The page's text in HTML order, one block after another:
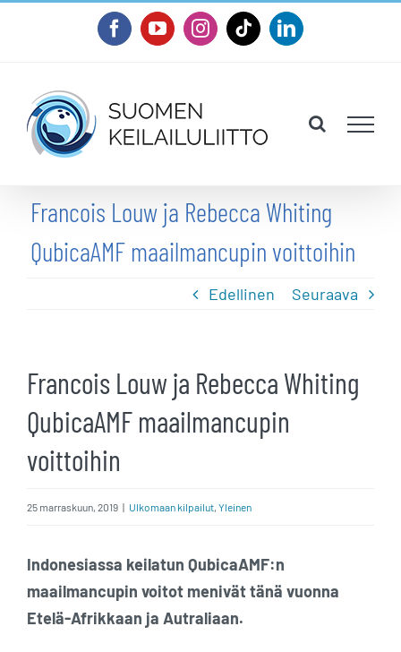
FacebookYouTubeInstagram
TiktokLinkedIn
Francois Louw ja Rebecca Whiting
QubicaAMF maailmancupin voittoihin
Edellinen Seuraava
Francois Louw ja Rebecca Whiting
QubicaAMF maailmancupin
voittoihin
25 marraskuun, 2019 | Ulkomaan kilpailut, Yleinen
Indonesiassa keilatun QubicaAMF:n
maailmancupin voitot menivät tänä vuonna
Etelä-Afrikkaan ja Autraliaan.